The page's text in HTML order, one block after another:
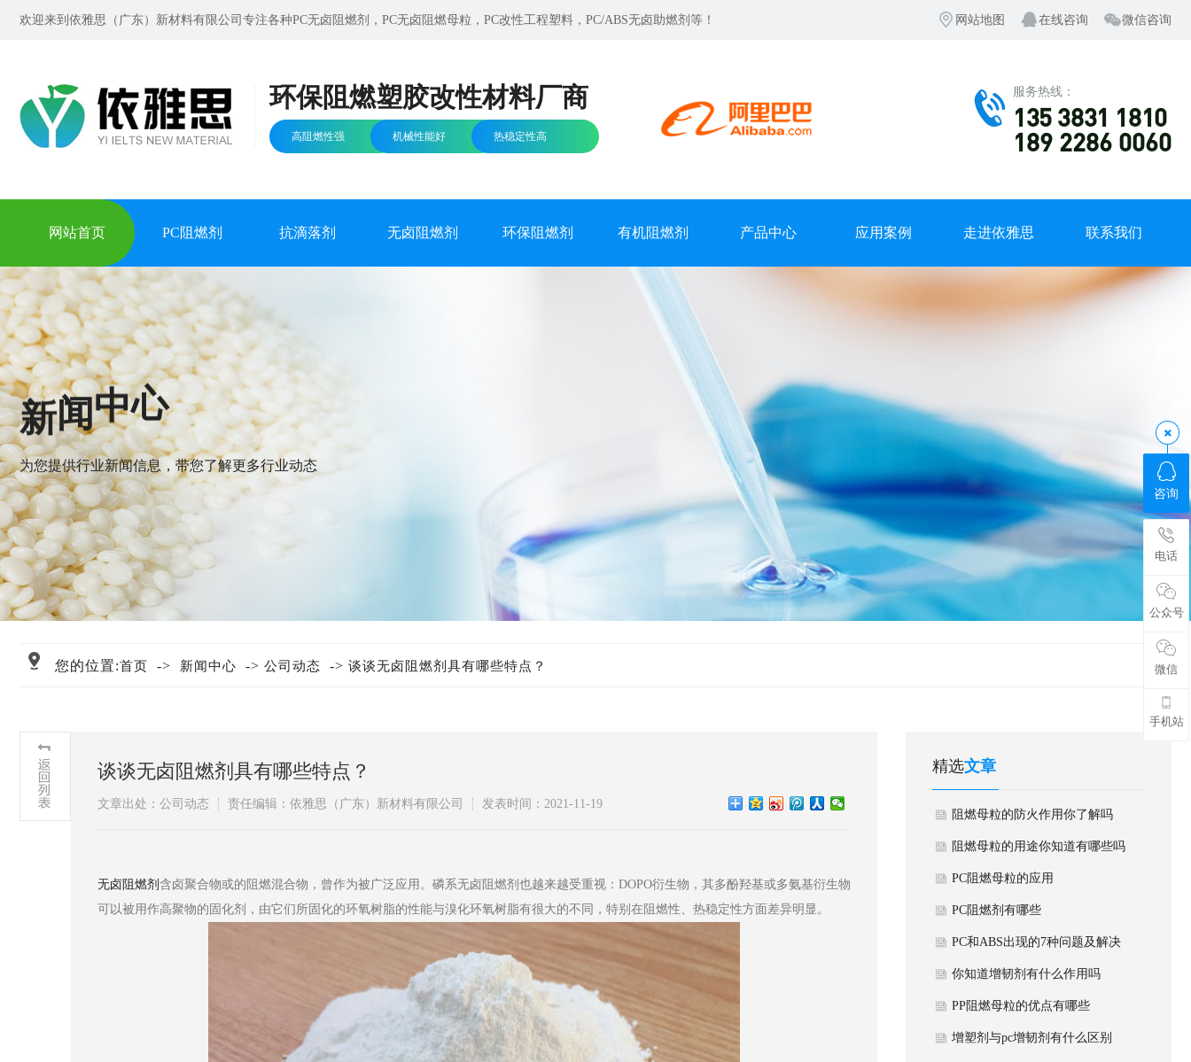
欢迎来到依雅思（广东）新材料有限公司专注各种PC无卤阻燃剂，PC无卤阻燃母粒，PC改性工程塑料，PC/ABS无卤助燃剂等！ 网站地图 在线咨询 微信咨询
环保阻燃塑胶改性材料厂商
高阻燃性强 机械性能好 热稳定性高
服务热线：
135 3831 1810
189 2286 0060
网站首页 PC阻燃剂 抗滴落剂 无卤阻燃剂 环保阻燃剂 有机阻燃剂 产品中心 应用案例 走进依雅思 联系我们
新闻中心
为您提供行业新闻信息，带您了解更多行业动态
您的位置:首页 -> 新闻中心 -> 公司动态 -> ​谈谈无卤阻燃剂具有哪些特点？
​谈谈无卤阻燃剂具有哪些特点？
文章出处：公司动态 责任编辑：依雅思（广东）新材料有限公司 发表时间：2021-11-19
无卤阻燃剂 含卤聚合物或的阻燃混合物，曾作为被广泛应用。磷系无卤阻燃剂也越来越受重视：DOPO衍生物，其多酚羟基或多氨基衍生物
可以被用作高聚物的固化剂，由它们所固化的环氧树脂的性能与溴化环氧树脂有很大的不同，特别在阻燃性、热稳定性方面差异明显。
精选文章
阻燃母粒的防火作用你了解吗
阻燃母粒的用途你知道有哪些吗
PC阻燃母粒的应用
PC阻燃剂有哪些
PC和ABS出现的7种问题及解决
方法
你知道增韧剂有什么作用吗
PP阻燃母粒的优点有哪些
增塑剂与pc增韧剂有什么区别
咨询
电话
公众号
微信
手机站